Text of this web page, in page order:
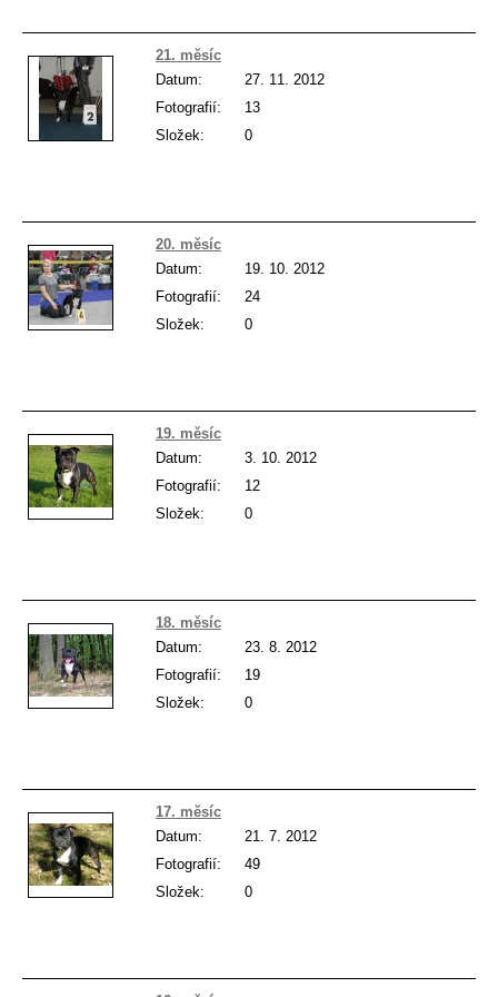
21. měsíc
Datum:
27. 11. 2012
Fotografií:
13
Složek:
0
20. měsíc
Datum:
19. 10. 2012
Fotografií:
24
Složek:
0
19. měsíc
Datum:
3. 10. 2012
Fotografií:
12
Složek:
0
18. měsíc
Datum:
23. 8. 2012
Fotografií:
19
Složek:
0
17. měsíc
Datum:
21. 7. 2012
Fotografií:
49
Složek:
0